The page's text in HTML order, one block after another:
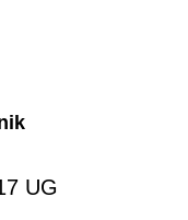
UG